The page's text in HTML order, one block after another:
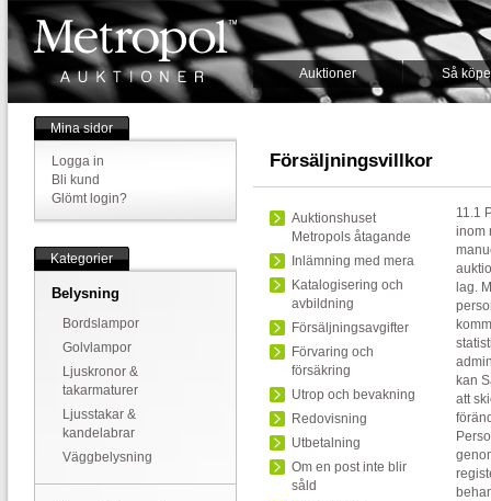
Auktioner Så
Mina sidor
Logga in
Bli kund
Glömt login?
Kategorier
Belysning
Bordslampor
Golvlampor
Ljuskronor &
takarmaturer
Ljusstakar &
kandelabrar
Väggbelysning
Försäljningsvillkor
Auktionshuset
Metropols åtagande
Inlämning med mera
Katalogisering och
avbildning
Försäljningsavgifter
Förvaring och
försäkring
Utrop och bevakning
Redovisning
Utbetalning
Om en post inte blir
såld
11.1
inom
lag.
kan
att